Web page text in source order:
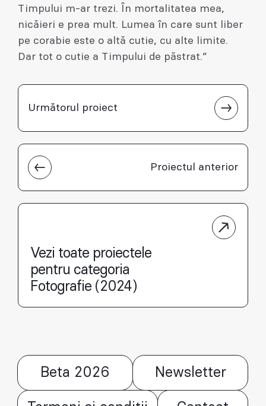
Timpului m-ar trezi. În mortalitatea mea,
nicăieri e prea mult. Lumea în care sunt liber
pe corabie este o altă cutie, cu alte limite.
Dar tot o cutie a Timpului de păstrat.”
Proiectul anterior
Următorul proiect
Vezi toate proiectele
pentru categoria
Fotografie (2024)
Beta 2026 Newsletter